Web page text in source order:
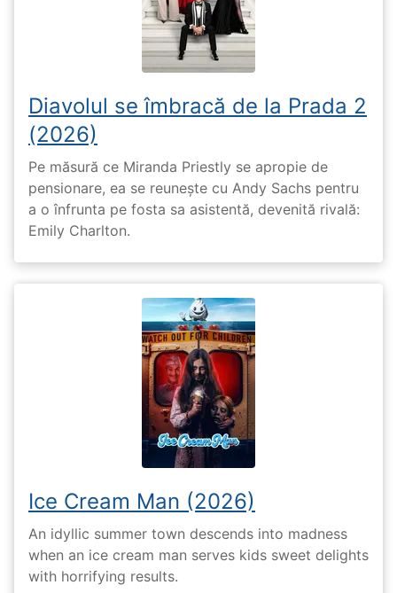
Diavolul se îmbracă de la Prada 2
(2026)
Pe măsură ce Miranda Priestly se apropie de
pensionare, ea se reunește cu Andy Sachs pentru
a o înfrunta pe fosta sa asistentă, devenită rivală:
Emily Charlton.
Ice Cream Man (2026)
An idyllic summer town descends into madness
when an ice cream man serves kids sweet delights
with horrifying results.